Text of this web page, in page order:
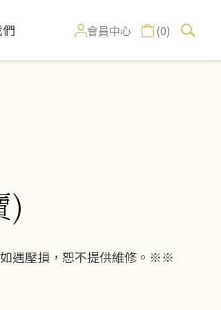
會員中心 (0)
)
遇壓損，恕不提供維修。※※